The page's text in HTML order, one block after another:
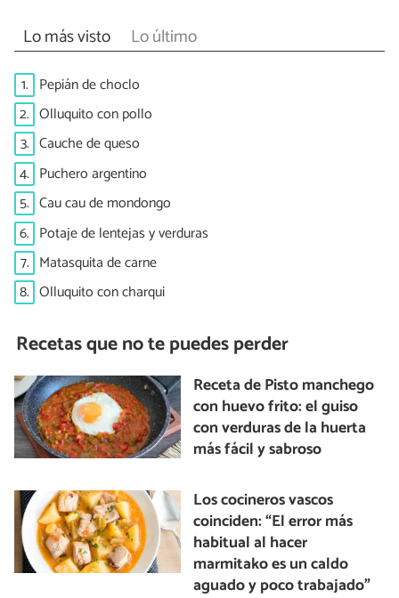
Lo más visto Lo último
1. Pepián de choclo
2. Olluquito con pollo
3. Cauche de queso
4. Puchero argentino
5. Cau cau de mondongo
6. Potaje de lentejas y verduras
7. Matasquita de carne
8. Olluquito con charqui
Recetas que no te puedes perder
Receta de Pisto manchego
con huevo frito: el guiso
con verduras de la huerta
más fácil y sabroso
Los cocineros vascos
coinciden: “El error más
habitual al hacer
marmitako es un caldo
aguado y poco trabajado”